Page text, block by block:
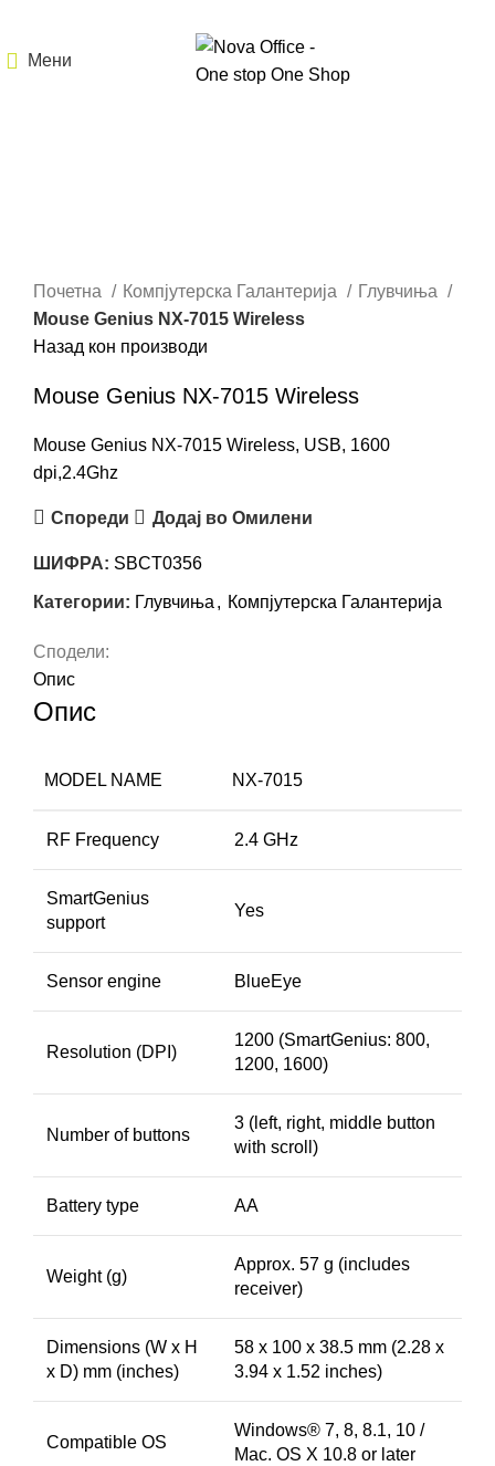
Мени
Почетна Компјутерска Галантерија
Глувчиња
Mouse Genius NX-7015 Wireless
Назад кон производи
Mouse Genius NX-7015 Wireless
Mouse Genius NX-7015 Wireless, USB, 1600
dpi,2.4Ghz
Спореди Додај во Омилени
ШИФРА: SBCT0356
Категории: Глувчиња , Компјутерска Галантерија
Сподели:
Опис
Опис
MODEL NAME NX-7015
RF Frequency 2.4 GHz
SmartGenius
support
Yes
Sensor engine BlueEye
Resolution (DPI)
1200 (SmartGenius: 800,
1200, 1600)
Number of buttons
3 (left, right, middle button
with scroll)
Battery type AA
Weight (g)
Approx. 57 g (includes
receiver)
Dimensions (W x H
x D) mm (inches)
58 x 100 x 38.5 mm (2.28 x
3.94 x 1.52 inches)
Compatible OS
Windows® 7, 8, 8.1, 10 /
Mac. OS X 10.8 or later